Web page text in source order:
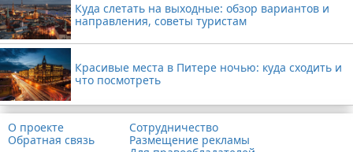
Куда слетать на выходные: обзор вариантов и
направления, советы туристам
Красивые места в Питере ночью: куда сходить и
что посмотреть
О проекте
Обратная связь
Сотрудничество
Размещение рекламы